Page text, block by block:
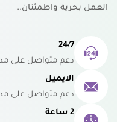
العمل بحرية واطمئنان..
24/7
دعم متواصل على
الايميل
دعم متواصل على
2 ساعة